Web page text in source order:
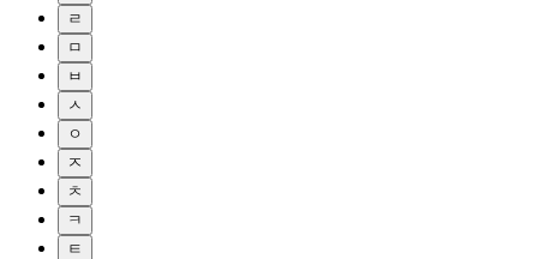
ㄹ
ㅁ
ㅂ
ㅅ
ㅇ
ㅈ
ㅊ
ㅋ
ㅌ